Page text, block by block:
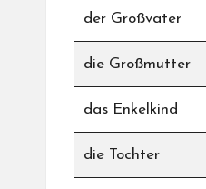
der Großvater
die Großmutter
das Enkelkind
die Tochter